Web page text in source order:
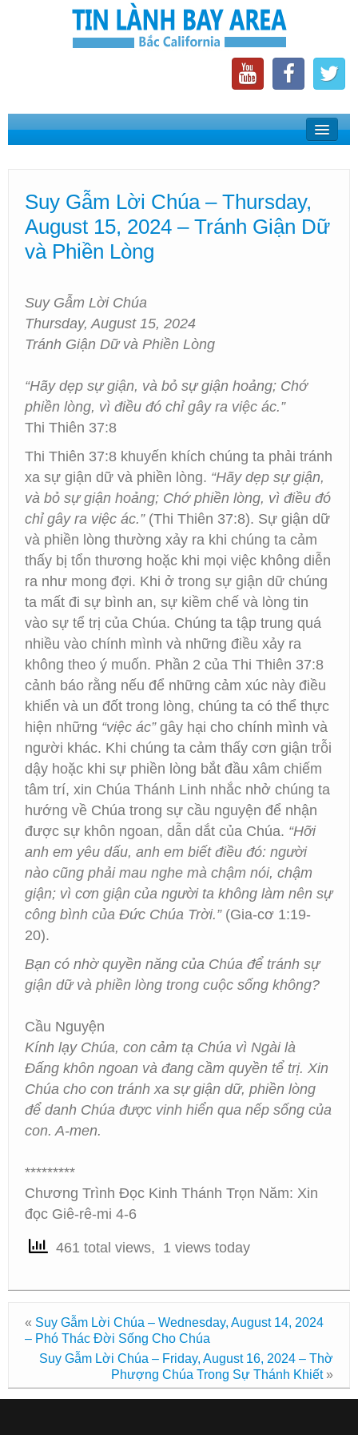
Home
Phát Thanh Tin Lành Bay Area
Các Hội Thánh Bắc California
Suy Gẫm Lời Chúa – Thursday,
August 15, 2024 – Tránh Giận Dữ
và Phiền Lòng
Suy Gẫm Lời Chúa
Thursday, August 15, 2024
Tránh Giận Dữ và Phiền Lòng
“Hãy dẹp sự giận, và bỏ sự giận hoảng; Chớ
phiền lòng, vì điều đó chỉ gây ra việc ác.”
Thi Thiên 37:8
Thi Thiên 37:8 khuyến khích chúng ta phải tránh
xa sự giận dữ và phiền lòng. “Hãy dẹp sự giận,
và bỏ sự giận hoảng; Chớ phiền lòng, vì điều đó
chỉ gây ra việc ác.” (Thi Thiên 37:8). Sự giận dữ
và phiền lòng thường xảy ra khi chúng ta cảm
thấy bị tổn thương hoặc khi mọi việc không diễn
ra như mong đợi. Khi ở trong sự giận dữ chúng
ta mất đi sự bình an, sự kiềm chế và lòng tin
vào sự tể trị của Chúa. Chúng ta tập trung quá
nhiều vào chính mình và những điều xảy ra
không theo ý muốn. Phần 2 của Thi Thiên 37:8
cảnh báo rằng nếu để những cảm xúc này điều
khiển và un đốt trong lòng, chúng ta có thể thực
hiện những “việc ác”gây hại cho chính mình và
người khác. Khi chúng ta cảm thấy cơn giận trỗi
dậy hoặc khi sự phiền lòng bắt đầu xâm chiếm
tâm trí, xin Chúa Thánh Linh nhắc nhở chúng ta
hướng về Chúa trong sự cầu nguyện để nhận
được sự khôn ngoan, dẫn dắt của Chúa. “Hỡi
anh em yêu dấu, anh em biết điều đó: người
nào cũng phải mau nghe mà chậm nói, chậm
giận; vì cơn giận của người ta không làm nên sự
công bình của Đức Chúa Trời.”(Gia-cơ 1:19-
20).
Bạn có nhờ quyền năng của Chúa để tránh sự
giận dữ và phiền lòng trong cuộc sống không?
Cầu Nguyện
Kính lạy Chúa, con cảm tạ Chúa vì Ngài là
Đấng khôn ngoan và đang cầm quyền tể trị. Xin
Chúa cho con tránh xa sự giận dữ, phiền lòng
để danh Chúa được vinh hiển qua nếp sống của
con. A-men.
*********
Chương Trình Đọc Kinh Thánh Trọn Năm: Xin
đọc Giê-rê-mi 4-6
461 total views, 1 views today
« Suy Gẫm Lời Chúa – Wednesday, August 14, 2024
– Phó Thác Đời Sống Cho Chúa
Suy Gẫm Lời Chúa – Friday, August 16, 2024 – Thờ
Phượng Chúa Trong Sự Thánh Khiết»